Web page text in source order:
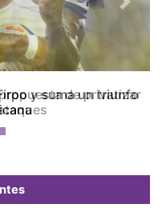
de privatizar
Next